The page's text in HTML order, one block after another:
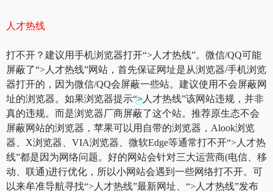
人才热线
打不开？建议用手机浏览器打开“>人才热线”。微信/QQ可能
屏蔽了“>人才热线”网站，首先保证网址是从浏览器/手机浏览
器打开的，因为微信/QQ会屏蔽一些站。建议使用不会屏蔽网
址的浏览器。如果浏览器提示“>人才热线”该网站违规，并非
真的违规。而是浏览器厂商屏蔽了这个站。推荐原生态不会
屏蔽网站的浏览器，苹果可以用自带的浏览器，Alook浏览
器、X浏览器、VIA浏览器、微软Edge等通常打不开“>人才热
线”都是因为网络问题。好的网站会针对三大运营商(电信、移
动、联通)进行优化，所以小网站会遇到一些网络打不开。可
以来牟准导航寻找“>人才热线”最新网址、“>人才热线”发布